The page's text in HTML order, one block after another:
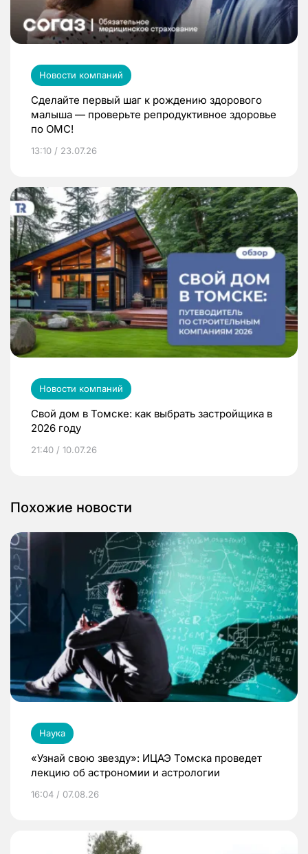
Новости компаний
Сделайте первый шаг к рождению здорового
малыша — проверьте репродуктивное здоровье
по ОМС!
13:10 / 23.07.26
Новости компаний
Свой дом в Томске: как выбрать застройщика в
2026 году
21:40 / 10.07.26
Похожие новости
Наука
«Узнай свою звезду»: ИЦАЭ Томска проведет
лекцию об астрономии и астрологии
16:04 / 07.08.26